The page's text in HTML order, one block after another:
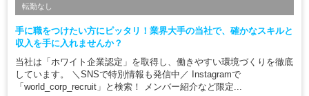
転勤なし
手に職をつけたい方にピッタリ！業界大手の当社で、確かなスキルと
収入を手に入れませんか？
当社は「ホワイト企業認定」を取得し、働きやすい環境づくりを徹底
しています。 ＼SNSで特別情報も発信中／ Instagramで
「world_corp_recruit」と検索！ メンバー紹介など限定...